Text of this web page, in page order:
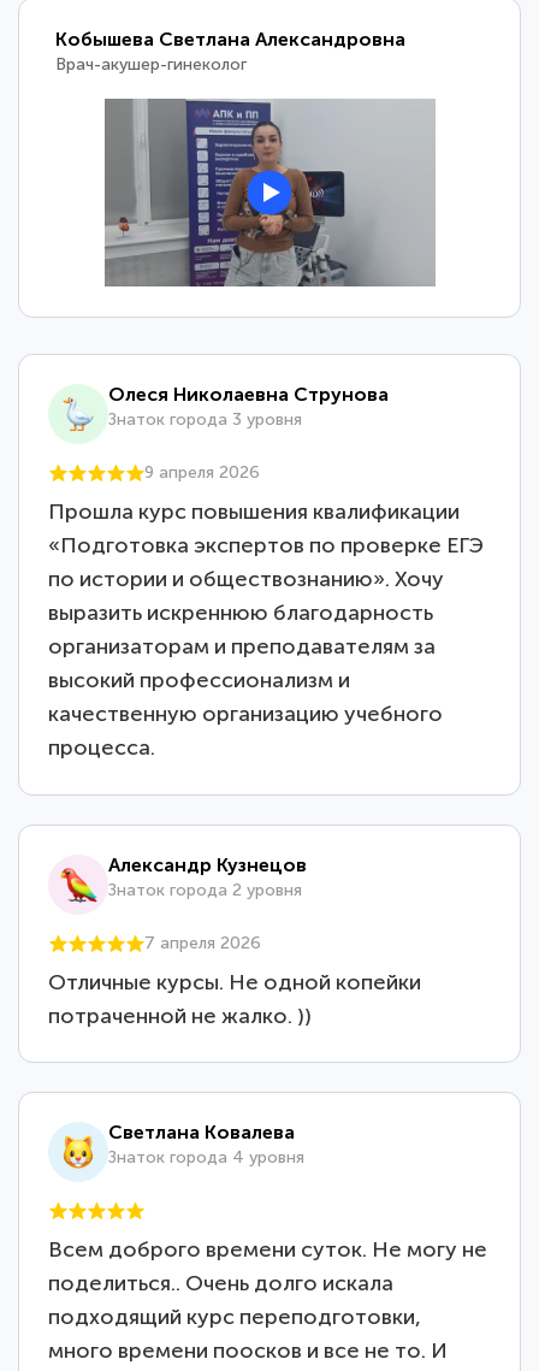
Кобышева Светлана Александровна
Врач-акушер-гинеколог
Олеся Николаевна Струнова
Знаток города 3 уровня
9 апреля 2026
Прошла курс повышения квалификации
«Подготовка экспертов по проверке ЕГЭ
по истории и обществознанию». Хочу
выразить искреннюю благодарность
организаторам и преподавателям за
высокий профессионализм и
качественную организацию учебного
процесса.
Александр Кузнецов
Знаток города 2 уровня
7 апреля 2026
Отличные курсы. Не одной копейки
потраченной не жалко. ))
Светлана Ковалева
Знаток города 4 уровня
Всем доброго времени суток. Не могу не
поделиться.. Очень долго искала
подходящий курс переподготовки,
много времени поосков и все не то. И